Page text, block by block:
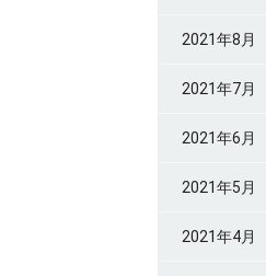
2021年8月
2021年7月
2021年6月
2021年5月
2021年4月